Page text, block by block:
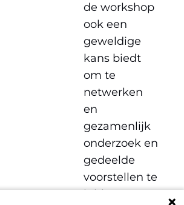
de workshop
ook een
geweldige
kans biedt
om te
netwerken
en
gezamenlijk
onderzoek en
gedeelde
voorstellen te
initiëren.